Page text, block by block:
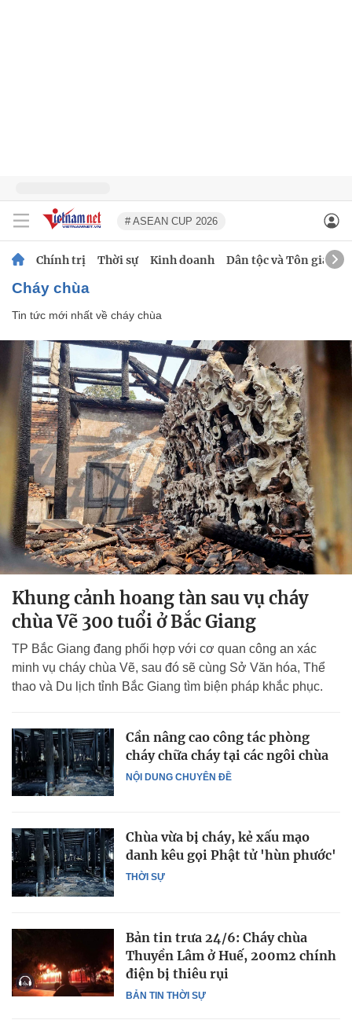
# ASEAN CUP 2026
Chính trị Thời sự Kinh doanh Dân tộc và Tôn giáo
cháy chùa
Tin tức mới nhất về cháy chùa
Khung cảnh hoang tàn sau vụ cháy
chùa Vẽ 300 tuổi ở Bắc Giang
TP Bắc Giang đang phối hợp với cơ quan công an xác
minh vụ cháy chùa Vẽ, sau đó sẽ cùng Sở Văn hóa, Thể
thao và Du lịch tỉnh Bắc Giang tìm biện pháp khắc phục.
NỘI DUNG CHUYÊN ĐỀ
Cần nâng cao công tác phòng
cháy chữa cháy tại các ngôi chùa
THỜI SỰ
Chùa vừa bị cháy, kẻ xấu mạo
danh kêu gọi Phật tử 'hùn phước'
BẢN TIN THỜI SỰ
Bản tin trưa 24/6: Cháy chùa
Thuyền Lâm ở Huế, 200m2 chính
điện bị thiêu rụi